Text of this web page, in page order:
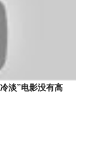
淡”电影没有高